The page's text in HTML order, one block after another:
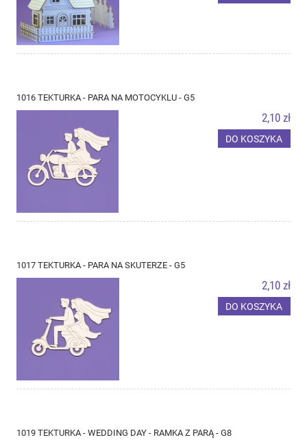
1016 TEKTURKA - PARA NA MOTOCYKLU - G5
2,10 zł
DO KOSZYKA
1017 TEKTURKA - PARA NA SKUTERZE - G5
2,10 zł
DO KOSZYKA
1019 TEKTURKA - WEDDING DAY - RAMKA Z PARĄ - G8